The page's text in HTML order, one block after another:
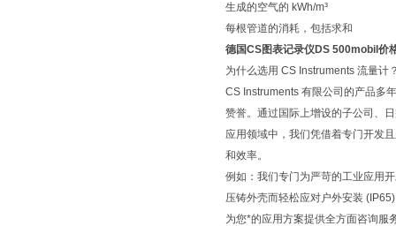
生成的空气的 kWh/m³
每根管道的消耗，包括求和
德国CS图表记录仪DS 500mobil价
为什么选用 CS Instruments 流量计
CS Instruments 有限公司的产品多
赞誉。通过国际上增设的子公司、
应用领域中，我们凭借着专门开发
和效率。
例如：我们专门为严苛的工业应用
压铸外壳而轻松应对户外安装
为您*的应用方案提供全方面咨询服